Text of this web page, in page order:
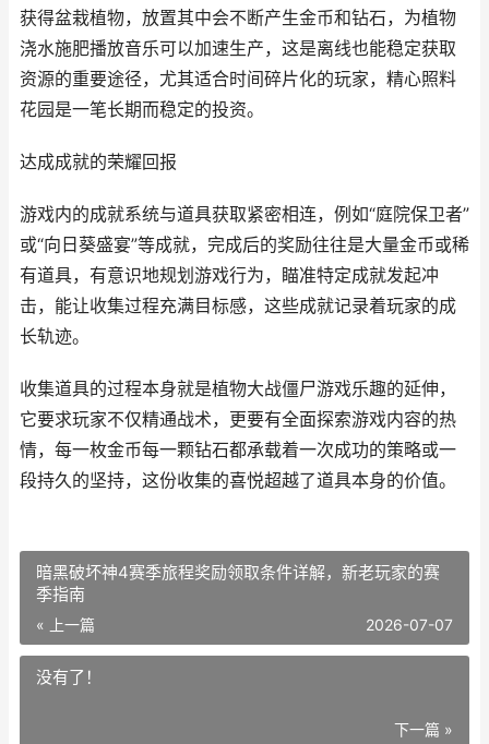
获得盆栽植物，放置其中会不断产生金币和钻石，为植物
浇水施肥播放音乐可以加速生产，这是离线也能稳定获取
资源的重要途径，尤其适合时间碎片化的玩家，精心照料
花园是一笔长期而稳定的投资。
达成成就的荣耀回报
游戏内的成就系统与道具获取紧密相连，例如“庭院保卫者”
或“向日葵盛宴”等成就，完成后的奖励往往是大量金币或稀
有道具，有意识地规划游戏行为，瞄准特定成就发起冲
击，能让收集过程充满目标感，这些成就记录着玩家的成
长轨迹。
收集道具的过程本身就是植物大战僵尸游戏乐趣的延伸，
它要求玩家不仅精通战术，更要有全面探索游戏内容的热
情，每一枚金币每一颗钻石都承载着一次成功的策略或一
段持久的坚持，这份收集的喜悦超越了道具本身的价值。
暗黑破坏神4赛季旅程奖励领取条件详解，新老玩家的赛
季指南
« 上一篇 2026-07-07
没有了！
下一篇 »